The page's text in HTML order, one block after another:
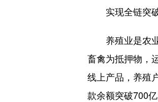
实现全链突破
养殖业是农业
畜禽为抵押物，
线上产品，养殖
款余额突破700